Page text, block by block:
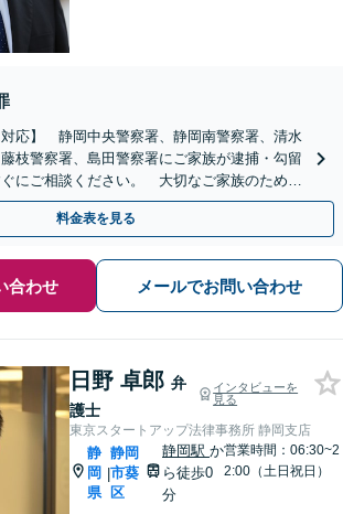
対応】 静岡中央警察署、静岡南警察署、清水
枝警察署、島田警察署にご家族が逮捕・勾留
にご相談ください。 大切なご家族のために
料金表を見る
合わせ メールでお問い合わせ
日野 卓郎 弁
護士
インタビューを
見る
東京スタートアップ法律事務所 静岡支店
静
岡
県
|
静岡
市葵
区
静岡駅か
ら徒歩0
分
営業時間：06:30~2
2:00（土日祝日）